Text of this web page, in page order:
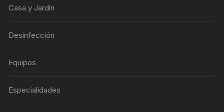
Casa y Jardín
Desinfección
Equipos
Especialidades